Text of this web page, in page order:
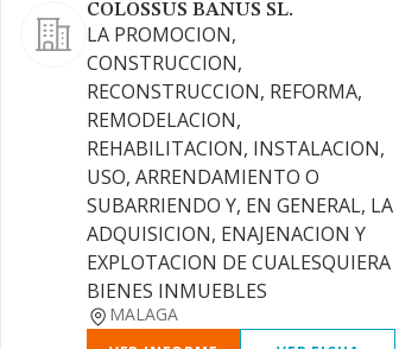
COLOSSUS BANUS SL.
LA PROMOCION,
CONSTRUCCION,
RECONSTRUCCION, REFORMA,
REMODELACION,
REHABILITACION, INSTALACION,
USO, ARRENDAMIENTO O
SUBARRIENDO Y, EN GENERAL, LA
ADQUISICION, ENAJENACION Y
EXPLOTACION DE CUALESQUIERA
BIENES INMUEBLES
MALAGA